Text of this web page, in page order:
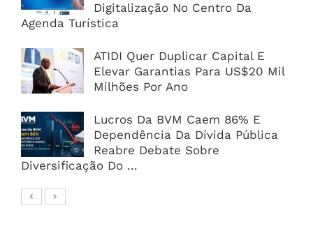
Digitalização No Centro Da
Agenda Turística
ATIDI Quer Duplicar Capital E
Elevar Garantias Para US$20 Mil
Milhões Por Ano
Lucros Da BVM Caem 86% E
Dependência Da Dívida Pública
Reabre Debate Sobre
Diversificação Do ...